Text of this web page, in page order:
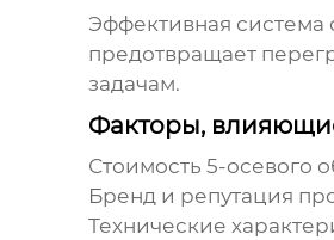
Эффективная
предотвращает
задачам.
Факторы,
Стоимость 5-осевого
Бренд и репутация
Технические